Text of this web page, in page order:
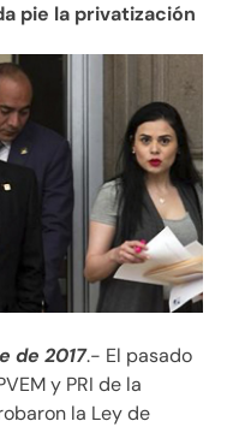
pie la privatización
de 2017.- El pasado
y PRI de la
la Ley de